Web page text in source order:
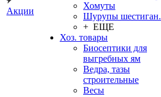
Акции
Хомуты
Шурупы шестиган.
+ ЕЩЕ
Хоз. товары
Биосептики для
выгребных ям
Ведра, тазы
строительные
Весы